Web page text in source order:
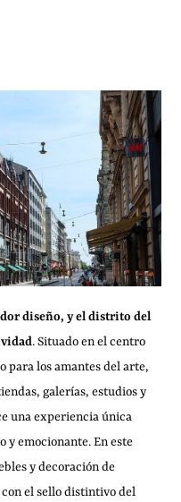
diseño, y el distrito del
. Situado en el centro
para los amantes del arte,
galerías, estudios y
una experiencia única
y emocionante. En este
y decoración de
el sello distintivo del